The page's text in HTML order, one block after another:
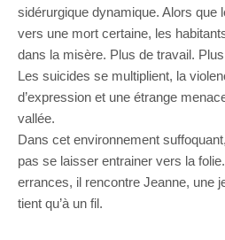
sidérurgique dynamique. Alors que
vers une mort certaine, les
dans la misère. Plus de travail. Plus
Les suicides se multiplient, la
d’expression et une étrange
vallée.
Dans cet environnement
pas se laisser entrainer vers la
errances, il rencontre Jeanne, une
tient qu’à un fil.